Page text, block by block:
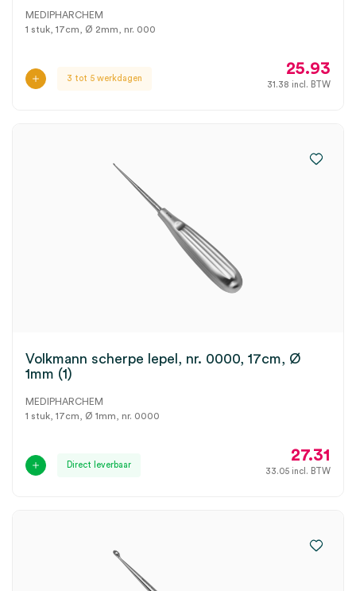
MEDIPHARCHEM
1 stuk, 17cm, Ø 2mm, nr. 000
3 tot 5 werkdagen
25.93
31.38 incl. BTW
Volkmann scherpe lepel, nr. 0000, 17cm, Ø
1mm (1)
MEDIPHARCHEM
1 stuk, 17cm, Ø 1mm, nr. 0000
Direct leverbaar
27.31
33.05 incl. BTW